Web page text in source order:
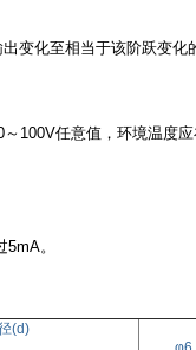
变化至相当于该阶跃变化
～100V任意值，环境温度
5mA。
(d)